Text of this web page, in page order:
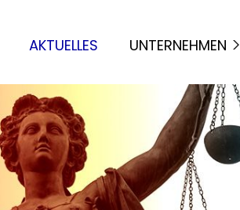
AKTUELLES UNTERNEHMEN